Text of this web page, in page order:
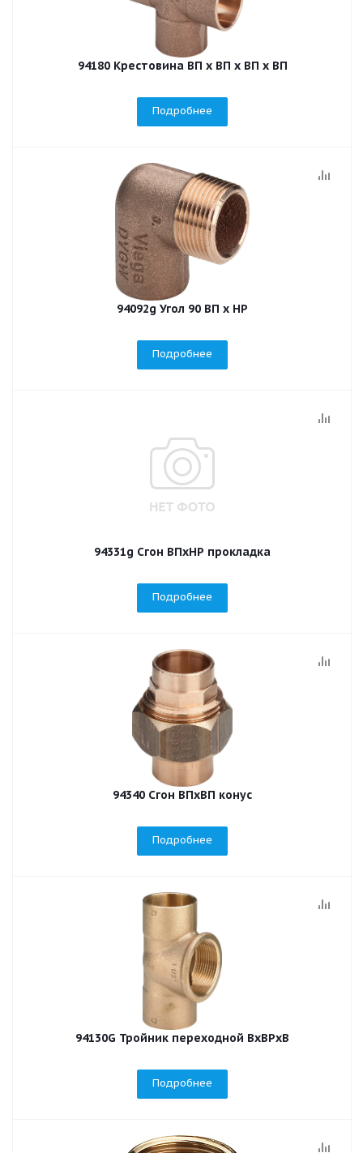
94180 Крестовина ВП х ВП х ВП х ВП
Подробнее
94092g Угол 90 ВП х НР
Подробнее
94331g Сгон ВПхНР прокладка
Подробнее
94340 Сгон ВПхВП конус
Подробнее
94130G Тройник переходной ВхВРхВ
Подробнее